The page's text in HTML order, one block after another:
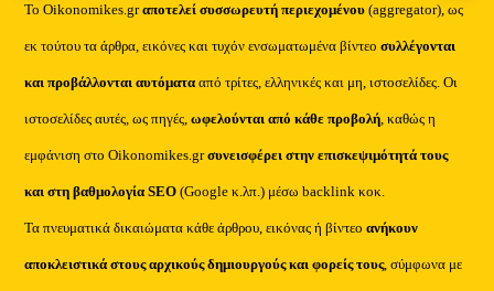
Το Oikonomikes.grαποτελεί συσσωρευτή περιεχομένου (aggregator), ως
εκ τούτου τα άρθρα, εικόνες και τυχόν ενσωματωμένα βίντεοσυλλέγονται
και προβάλλονται αυτόματααπό τρίτες, ελληνικές και μη, ιστοσελίδες. Οι
ιστοσελίδες αυτές, ως πηγές,ωφελούνται από κάθε προβολή, καθώς η
εμφάνιση στο Oikonomikes.grσυνεισφέρει στην επισκεψιμότητά τους
και στη βαθμολογία SEO (Google κ.λπ.) μέσω backlink κοκ.
Τα πνευματικά δικαιώματα κάθε άρθρου, εικόνας ή βίντεοανήκουν
αποκλειστικά στους αρχικούς δημιουργούς και φορείς τους, σύμφωνα με